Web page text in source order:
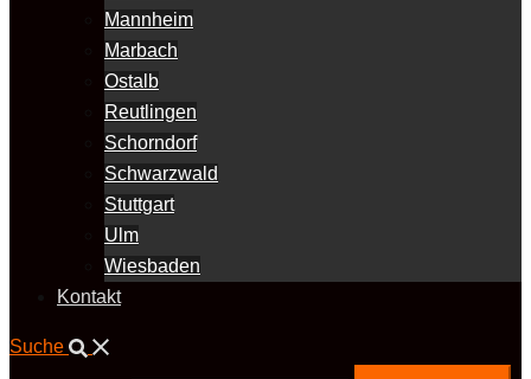
Mannheim
Marbach
Ostalb
Reutlingen
Schorndorf
Schwarzwald
Stuttgart
Ulm
Wiesbaden
Kontakt
Suche